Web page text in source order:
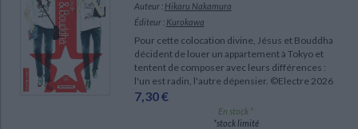
CHARGEMENT...
Auteur : Hikaru Nakamura
Éditeur : Kurokawa
Pour cette colocation divine, Jésus et Bouddha
décident de louer un appartement à Tokyo et
tentent de composer avec leurs différences :
l'un est radin, l'autre dépensier. ©Electre 2026
7,30 €
En stock *
*stock limité